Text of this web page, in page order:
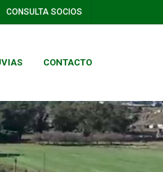
CONSULTA SOCIOS
CONTACTO